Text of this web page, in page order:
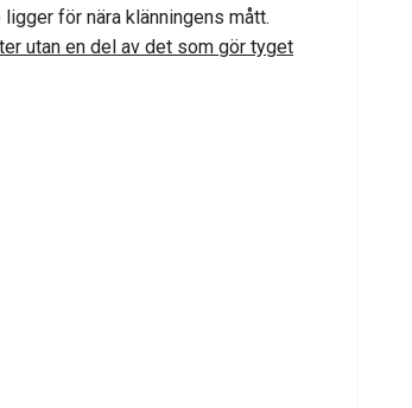
för nära klänningens mått.
utan en del av det som gör tyget